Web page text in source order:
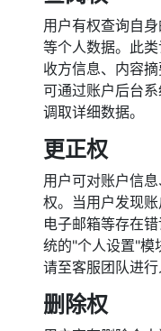
用户有权查询自
等个人数据。此
收方信息、内容
可通过账户后台
调取详细数据。
更正权
用户可对账户信
权。当用户发现
电子邮箱等存在
统的"个人设置"模
请至客服团队进行
删除权